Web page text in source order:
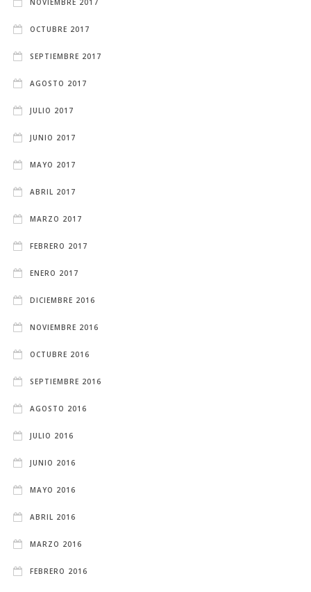
NOVIEMBRE 2017
OCTUBRE 2017
SEPTIEMBRE 2017
AGOSTO 2017
JULIO 2017
JUNIO 2017
MAYO 2017
ABRIL 2017
MARZO 2017
FEBRERO 2017
ENERO 2017
DICIEMBRE 2016
NOVIEMBRE 2016
OCTUBRE 2016
SEPTIEMBRE 2016
AGOSTO 2016
JULIO 2016
JUNIO 2016
MAYO 2016
ABRIL 2016
MARZO 2016
FEBRERO 2016